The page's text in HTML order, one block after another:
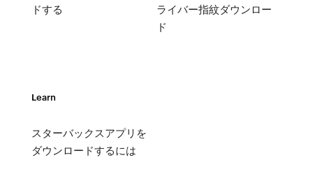
ドする
ライバー指紋ダウンロー
ド
Learn
スターバックスアプリを
ダウンロードするには